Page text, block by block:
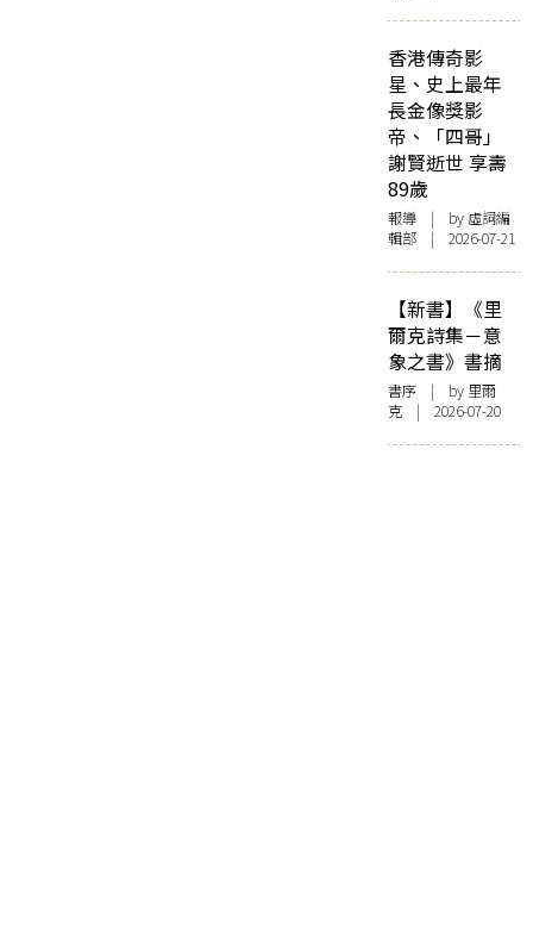
香港傳奇影
星、史上最年
長金像獎影
帝、「四哥」
謝賢逝世 享壽
89歲
報導 | by 虛詞編
輯部 | 2026-07-21
【新書】《里
爾克詩集－意
象之書》書摘
書序 | by 里爾
克 | 2026-07-20